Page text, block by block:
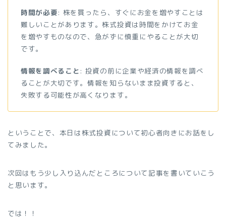
時間が必要: 株を買ったら、すぐにお金を増やすことは
難しいことがあります。株式投資は時間をかけてお金
を増やすものなので、急がずに慎重にやることが大切
です。
情報を調べること : 投資の前に企業や経済の情報を調べ
ることが大切です。情報を知らないまま投資すると、
失敗する可能性が高くなります。
ということで、本日は株式投資について初心者向きにお話をし
てみました。
次回はもう少し入り込んだところについて記事を書いていこう
と思います。
では！！